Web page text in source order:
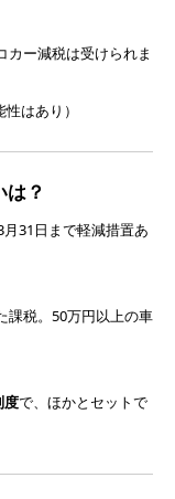
カー減税は受けられま
はあり）
？
31日まで軽減措置あ
課税。50万円以上の車
度で、ほかとセットで